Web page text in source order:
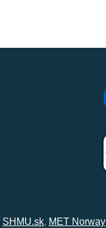
SHMU.sk, MET Norway